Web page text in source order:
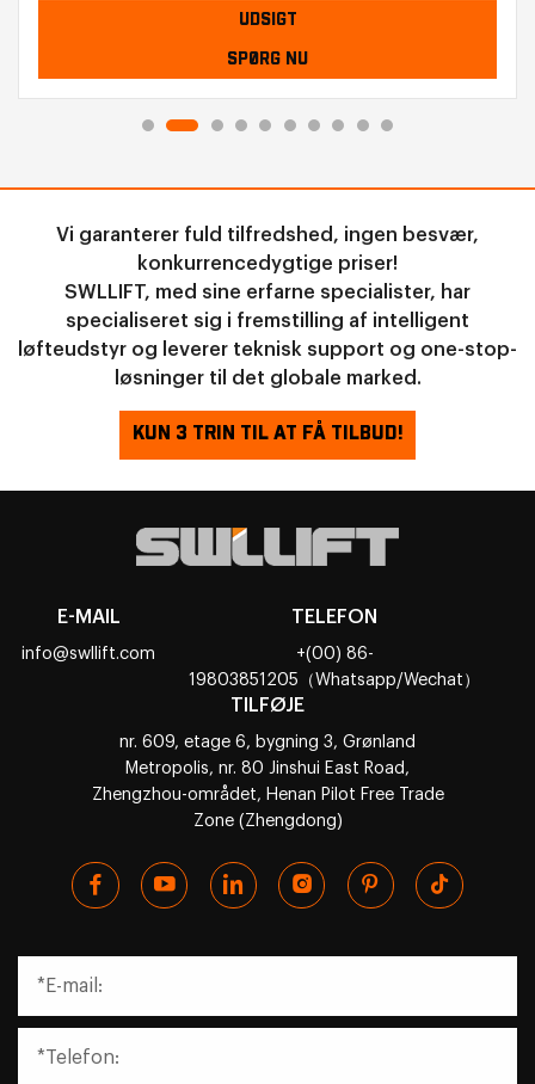
UDSIGT
SPØRG NU
Vi garanterer fuld tilfredshed, ingen besvær,
konkurrencedygtige priser!
SWLLIFT, med sine erfarne specialister, har
specialiseret sig i fremstilling af intelligent
løfteudstyr og leverer teknisk support og one-stop-
løsninger til det globale marked.
KUN 3 TRIN TIL AT FÅ TILBUD!
E-MAIL
info@swllift.com
TELEFON
+(00) 86-
19803851205（Whatsapp/Wechat）
TILFØJE
nr. 609, etage 6, bygning 3, Grønland
Metropolis, nr. 80 Jinshui East Road,
Zhengzhou-området, Henan Pilot Free Trade
Zone (Zhengdong)